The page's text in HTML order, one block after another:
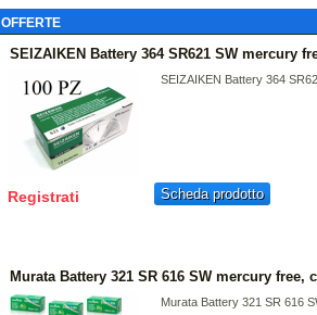
OFFERTE
SEIZAIKEN Battery 364 SR621 SW mercury
SEIZAIKEN Battery 364
Registrati Scheda prodotto
Murata Battery 321 SR 616 SW mercury free,
Murata Battery 321 SR 616